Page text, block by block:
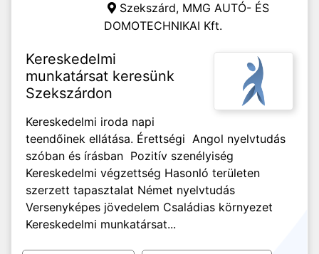
Szekszárd, MMG AUTÓ- ÉS
DOMOTECHNIKAI Kft.
Kereskedelmi
munkatársat keresünk
Szekszárdon
Kereskedelmi iroda napi
teendőinek ellátása. Érettségi Angol nyelvtudás
szóban és írásban Pozitív szenélyiség
Kereskedelmi végzettség Hasonló területen
szerzett tapasztalat Német nyelvtudás
Versenyképes jövedelem Családias környezet
Kereskedelmi munkatársat...